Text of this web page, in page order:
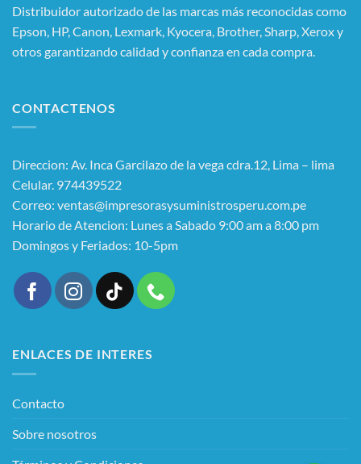
Distribuidor autorizado de las marcas más reconocidas como
Epson, HP, Canon, Lexmark, Kyocera, Brother, Sharp, Xerox y
otros garantizando calidad y confianza en cada compra.
CONTACTENOS
Direccion: Av. Inca Garcilazo de la vega cdra.12, Lima – lima
Celular. 974439522
Correo: ventas@impresorasysuministrosperu.com.pe
Horario de Atencion: Lunes a Sabado 9:00 am a 8:00 pm
Domingos y Feriados: 10-5pm
ENLACES DE INTERES
Contacto
Sobre nosotros